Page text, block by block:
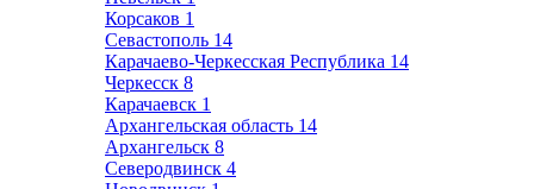
Корсаков 1
Севастополь 14
Карачаево-Черкесская Республика 14
Черкесск 8
Карачаевск 1
Архангельская область 14
Архангельск 8
Северодвинск 4